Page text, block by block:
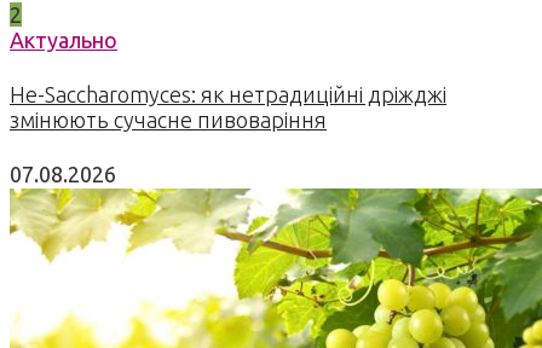
2
Актуально
Не-Saccharomyces: як нетрадиційні дріжджі
змінюють сучасне пивоваріння
07.08.2026